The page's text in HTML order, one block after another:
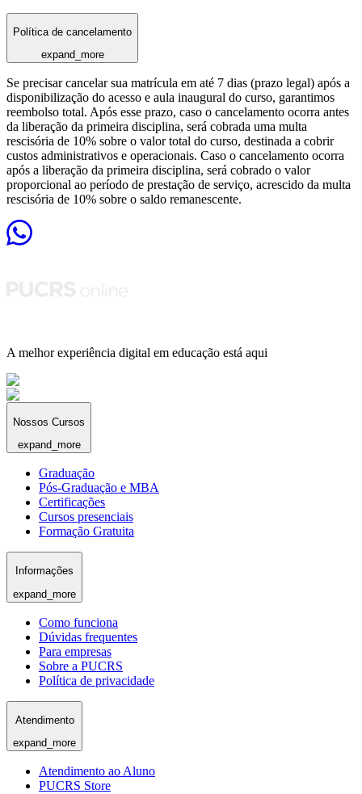
Política de cancelamento
expand_more
Se precisar cancelar sua matrícula em até 7 dias (prazo legal) após a
disponibilização do acesso e aula inaugural do curso, garantimos
reembolso total. Após esse prazo, caso o cancelamento ocorra antes
da liberação da primeira disciplina, será cobrada uma multa
rescisória de 10% sobre o valor total do curso, destinada a cobrir
custos administrativos e operacionais. Caso o cancelamento ocorra
após a liberação da primeira disciplina, será cobrado o valor
proporcional ao período de prestação de serviço, acrescido da multa
rescisória de 10% sobre o saldo remanescente.
A melhor experiência digital em educação está aqui
Nossos Cursos
expand_more
Graduação
Pós-Graduação e MBA
Certificações
Cursos presenciais
Formação Gratuita
Informações
expand_more
Como funciona
Dúvidas frequentes
Para empresas
Sobre a PUCRS
Política de privacidade
Atendimento
expand_more
Atendimento ao Aluno
PUCRS Store